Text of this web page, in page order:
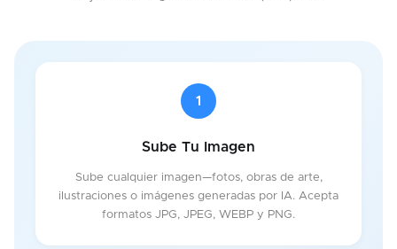
1
Sube Tu Imagen
Sube cualquier imagen—fotos, obras de arte,
ilustraciones o imágenes generadas por IA. Acepta
formatos JPG, JPEG, WEBP y PNG.